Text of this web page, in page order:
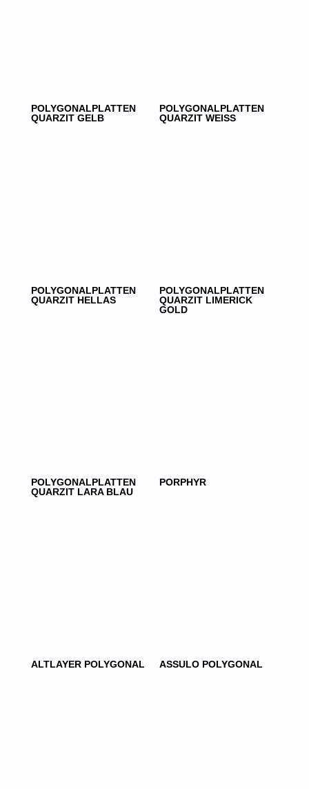
POLYGONALPLATTEN
QUARZIT GELB
POLYGONALPLATTEN
QUARZIT WEISS
POLYGONALPLATTEN
QUARZIT HELLAS
POLYGONALPLATTEN
QUARZIT LIMERICK
GOLD
POLYGONALPLATTEN
QUARZIT LARA BLAU
PORPHYR
ALTLAYER POLYGONAL ASSULO POLYGONAL